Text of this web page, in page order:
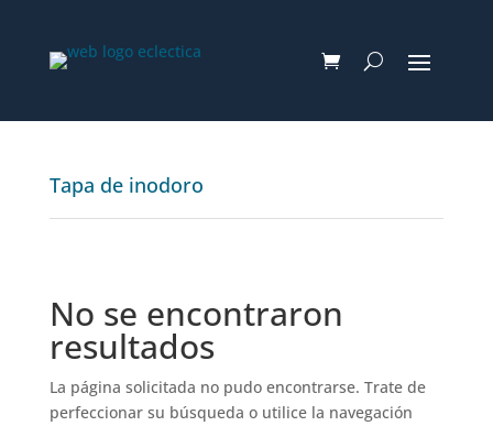
Tapa de inodoro
No se encontraron
resultados
La página solicitada no pudo encontrarse. Trate de
perfeccionar su búsqueda o utilice la navegación